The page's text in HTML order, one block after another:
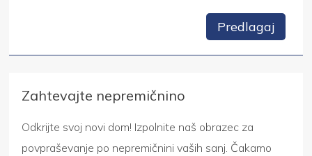
Predlagaj
Zahtevajte nepremičnino
Odkrijte svoj novi dom! Izpolnite naš obrazec za
povpraševanje po nepremičnini vaših sanj. Čakamo